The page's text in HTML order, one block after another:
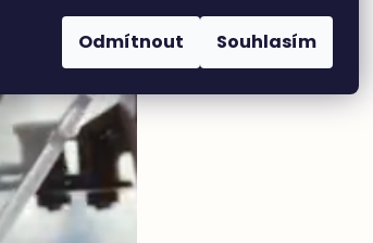
Odmítnout Souhlasím